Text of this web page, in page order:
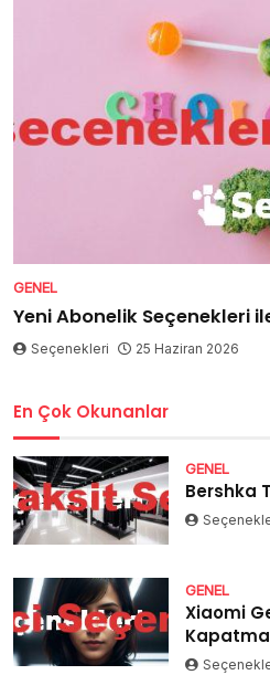
GENEL
Yeni Abonelik Seçenekleri
Seçenekleri 25 Haziran 2026
En Çok Okunanlar
GENEL
Bershka
GENEL
Xiaomi
Kapatma